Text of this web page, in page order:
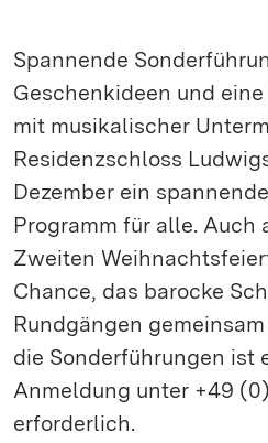
Spannende
Geschenkideen und
mit musikalischer
Residenzschloss
Dezember ein
Programm für alle. Auch
Zweiten
Chance, das barocke
Rundgängen
die Sonderführungen ist
Anmeldung unter +49
erforderlich.